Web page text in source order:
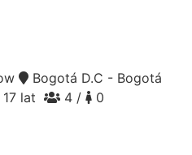
Bogotá D.C - Bogotá
17 lat 4 / 0